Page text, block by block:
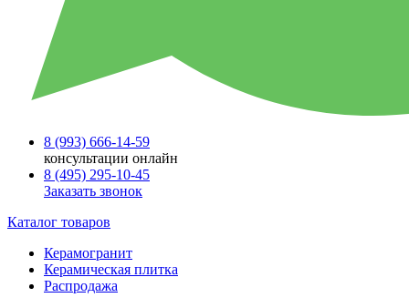
8 (993) 666-14-59
консультации онлайн
8 (495) 295-10-45
Заказать звонок
Каталог товаров
Керамогранит
Керамическая плитка
Распродажа